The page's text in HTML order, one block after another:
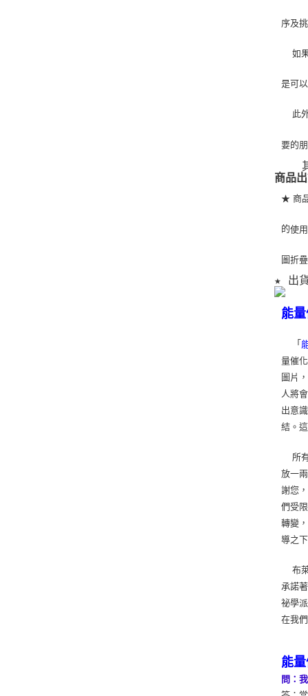
序及
是可
要的
商品
★ 商
的使
圖折
★ 出
能
「
量催
圖片
人將
出意
結。
所有
放一
謝您
們受
轉變
導之
布萊
承諾
祕學
在我
能
問：